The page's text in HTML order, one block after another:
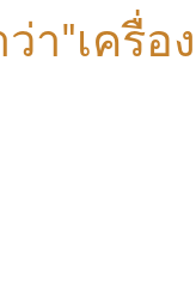
า"เครื่อ